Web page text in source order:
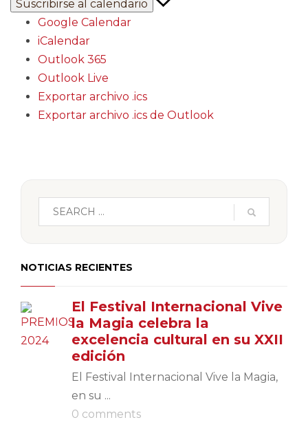
Suscribirse al calendario
Google Calendar
iCalendar
Outlook 365
Outlook Live
Exportar archivo .ics
Exportar archivo .ics de Outlook
NOTICIAS RECIENTES
El Festival Internacional Vive
la Magia celebra la
excelencia cultural en su XXII
edición
El Festival Internacional Vive la Magia,
en su ...
0 comments